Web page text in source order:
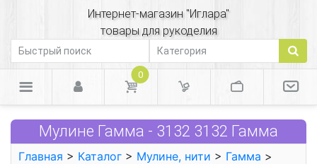
Интернет-магазин "Иглара"
товары для рукоделия
0
Мулине Гамма - 3132 3132 Гамма
Главная > Каталог > Мулине, нити > Гамма >